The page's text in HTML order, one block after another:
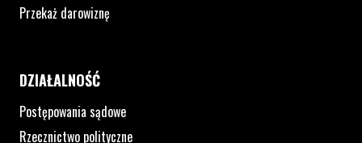
Przekaż darowiznę
DZIAŁALNOŚĆ
Postępowania sądowe
Rzecznictwo polityczne